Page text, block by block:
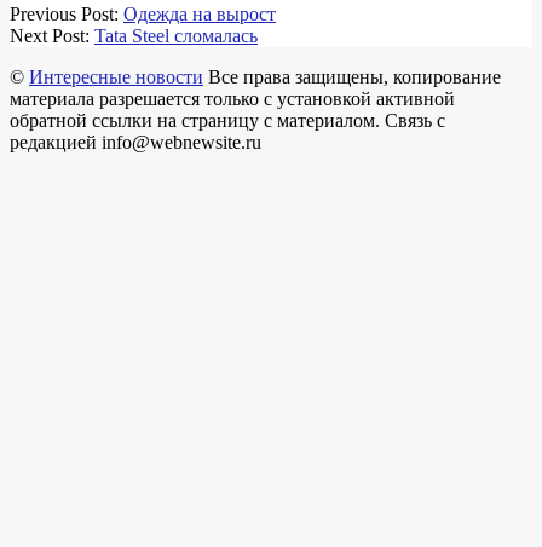
2018-
03-
Previous Post: Одежда на вырост
Next Post: Tata Steel сломалась
© Интересные новости Все права защищены, копирование
материала разрешается только с установкой активной
обратной ссылки на страницу с материалом. Связь с
редакцией info@webnewsite.ru